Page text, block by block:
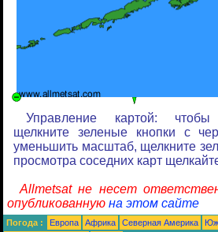
Управление картой:
щелкните зеленые кнопки с
уменьшить масштаб, щелкните
просмотра соседних карт
Allmetsat не несет
опубликованную на этом сайте
Погода : Европа Африка Северная Америка